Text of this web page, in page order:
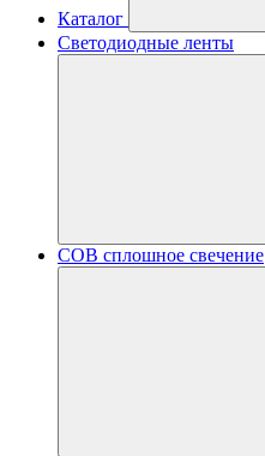
Каталог
Светодиодные ленты
COB сплошное свечение